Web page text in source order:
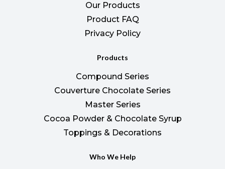
Our Products
Product FAQ
Privacy Policy
Products
Compound Series
Couverture Chocolate Series
Master Series
Cocoa Powder & Chocolate Syrup
Toppings & Decorations
Who We Help